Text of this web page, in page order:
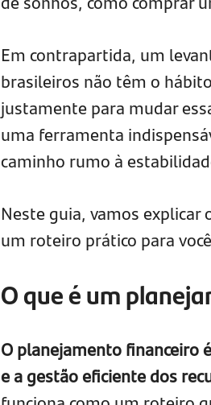
Em contrapartida, um
brasileiros não têm o
justamente para mudar
uma ferramenta
caminho rumo à
Neste guia, vamos
um roteiro prático para
O que é um
O planejamento financeiro
e a gestão eficiente dos